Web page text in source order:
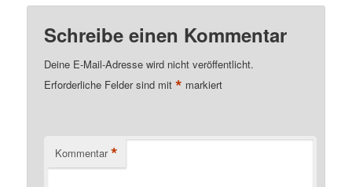
Schreibe einen Kommentar
Deine E-Mail-Adresse wird nicht veröffentlicht.
Erforderliche Felder sind mit* markiert
Kommentar *